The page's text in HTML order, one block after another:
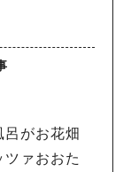
呂がお花畑
ツァおおた